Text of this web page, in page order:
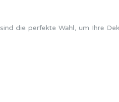
die perfekte Wahl, um Ihre